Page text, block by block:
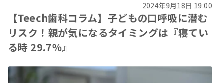
2024年9月18日 19:00
【Teech歯科コラム】子どもの口呼吸に潜む
リスク！親が気になるタイミングは『寝てい
る時 29.7%』